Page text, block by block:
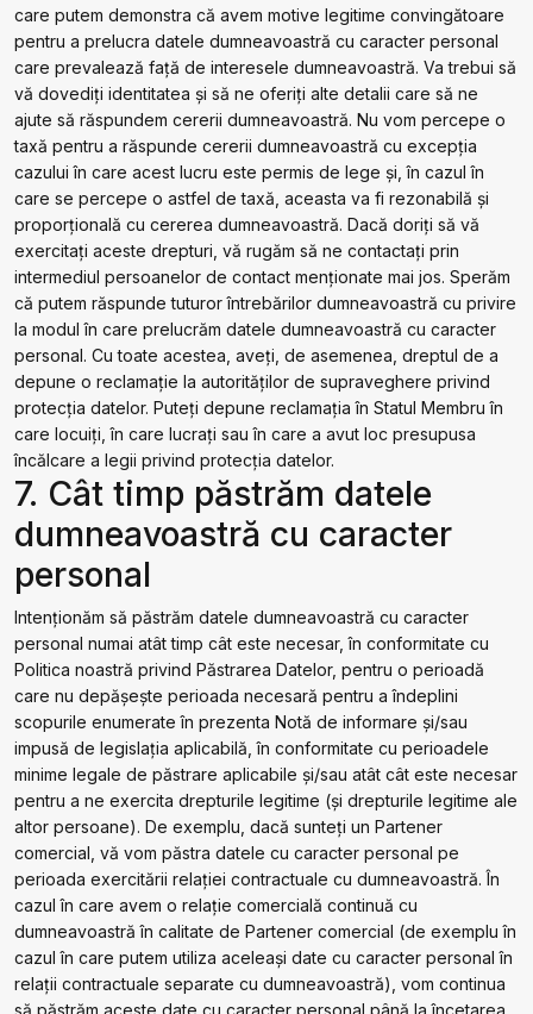
care putem demonstra că avem motive legitime convingătoare
pentru a prelucra datele dumneavoastră cu caracter personal
care prevalează față de interesele dumneavoastră. Va trebui să
vă dovediți identitatea și să ne oferiți alte detalii care să ne
ajute să răspundem cererii dumneavoastră. Nu vom percepe o
taxă pentru a răspunde cererii dumneavoastră cu excepția
cazului în care acest lucru este permis de lege și, în cazul în
care se percepe o astfel de taxă, aceasta va fi rezonabilă și
proporțională cu cererea dumneavoastră. Dacă doriți să vă
exercitați aceste drepturi, vă rugăm să ne contactați prin
intermediul persoanelor de contact menționate mai jos. Sperăm
că putem răspunde tuturor întrebărilor dumneavoastră cu privire
la modul în care prelucrăm datele dumneavoastră cu caracter
personal. Cu toate acestea, aveți, de asemenea, dreptul de a
depune o reclamație la autorităților de supraveghere privind
protecția datelor. Puteți depune reclamația în Statul Membru în
care locuiți, în care lucrați sau în care a avut loc presupusa
încălcare a legii privind protecția datelor.
7. Cât timp păstrăm datele
dumneavoastră cu caracter
personal
Intenționăm să păstrăm datele dumneavoastră cu caracter
personal numai atât timp cât este necesar, în conformitate cu
Politica noastră privind Păstrarea Datelor, pentru o perioadă
care nu depășește perioada necesară pentru a îndeplini
scopurile enumerate în prezenta Notă de informare și/sau
impusă de legislația aplicabilă, în conformitate cu perioadele
minime legale de păstrare aplicabile și/sau atât cât este necesar
pentru a ne exercita drepturile legitime (și drepturile legitime ale
altor persoane). De exemplu, dacă sunteți un Partener
comercial, vă vom păstra datele cu caracter personal pe
perioada exercitării relației contractuale cu dumneavoastră. În
cazul în care avem o relație comercială continuă cu
dumneavoastră în calitate de Partener comercial (de exemplu în
cazul în care putem utiliza aceleași date cu caracter personal în
relații contractuale separate cu dumneavoastră), vom continua
să păstrăm aceste date cu caracter personal până la încetarea